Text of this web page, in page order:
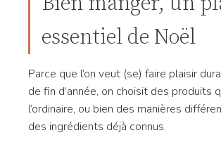
essentiel de Noël
Parce que l’on veut (se) faire plaisir
de fin d’année, on choisit des produits
l’ordinaire, ou bien des manières
des ingrédients déjà connus.